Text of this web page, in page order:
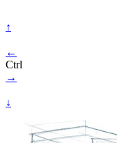
↑
←
Ctrl
→
↓